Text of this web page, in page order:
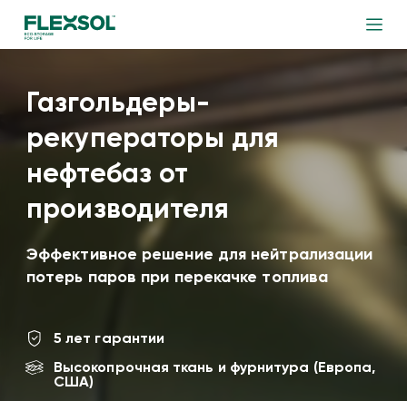
Газгольдеры-
рекуператоры для
нефтебаз от
производителя
Эффективное решение для нейтрализации
потерь паров при перекачке топлива
5 лет гарантии
Высокопрочная ткань и фурнитура (Европа,
США)